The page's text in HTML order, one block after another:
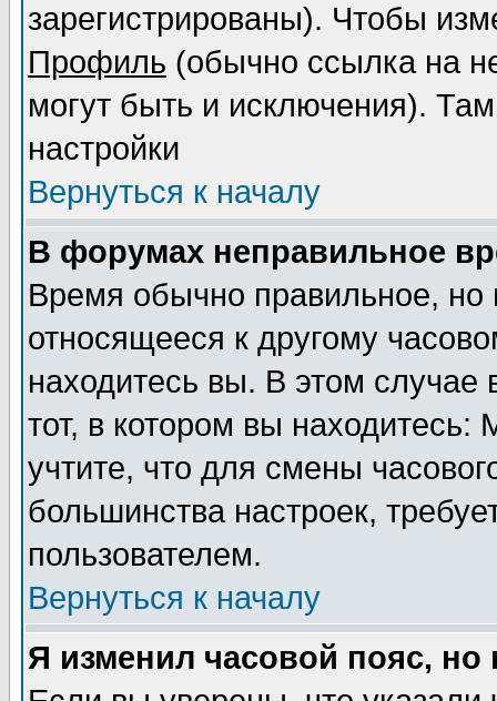
зарегистрированы). Чтобы
Профиль (обычно ссылка на
могут быть и исключения).
настройки
Вернуться к началу
В форумах неправильное
Время обычно правильное,
относящееся к другому
находитесь вы. В этом
тот, в котором вы
учтите, что для смены
большинства настроек,
пользователем.
Вернуться к началу
Я изменил часовой пояс,